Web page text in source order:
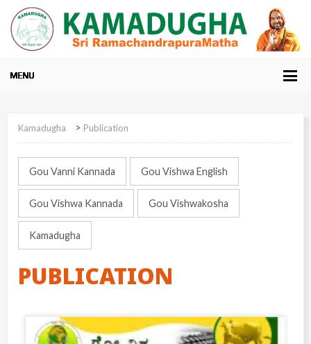
Kamadugha > Publication
Gou Vanni Kannada Gou Vishwa English
Gou Vishwa Kannada Gou Vishwakosha
Kamadugha
PUBLICATION